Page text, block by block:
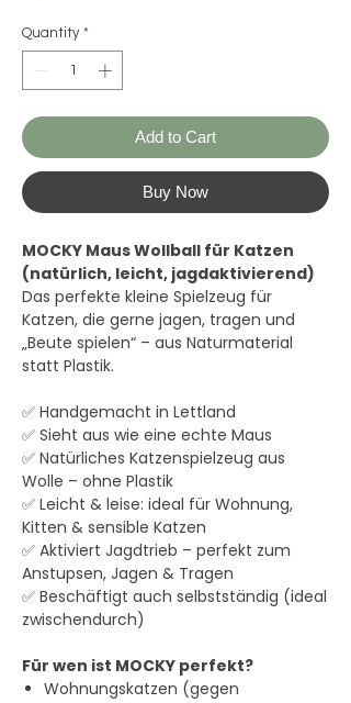
Quantity *
Add to Cart
Buy Now
MOCKY Maus Wollball für Katzen
(natürlich, leicht, jagdaktivierend)
Das perfekte kleine Spielzeug für
Katzen, die gerne jagen, tragen und
„Beute spielen“ – aus Naturmaterial
statt Plastik.
✅ Handgemacht in Lettland
✅ Sieht aus wie eine echte Maus
✅ Natürliches Katzenspielzeug aus
Wolle – ohne Plastik
✅ Leicht & leise: ideal für Wohnung,
Kitten & sensible Katzen
✅ Aktiviert Jagdtrieb – perfekt zum
Anstupsen, Jagen & Tragen
✅ Beschäftigt auch selbstständig (ideal
zwischendurch)
Für wen ist MOCKY perfekt?
Wohnungskatzen (gegen